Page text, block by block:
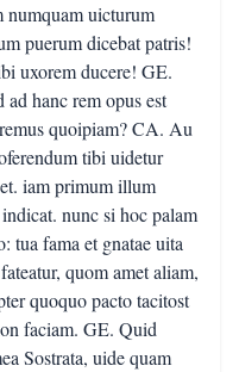
numquam uicturum
puerum dicebat patris!
uxorem ducere! GE.
hanc rem opus est
quoipiam? CA. Au
tibi uidetur
iam primum illum
nunc si hoc palam
tua fama et gnatae uita
quom amet aliam,
quoquo pacto tacitost
faciam. GE. Quid
Sostrata, uide quam